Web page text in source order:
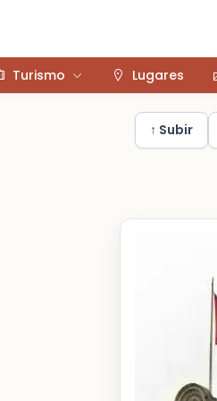
Turismo Lugares
↑ Subir